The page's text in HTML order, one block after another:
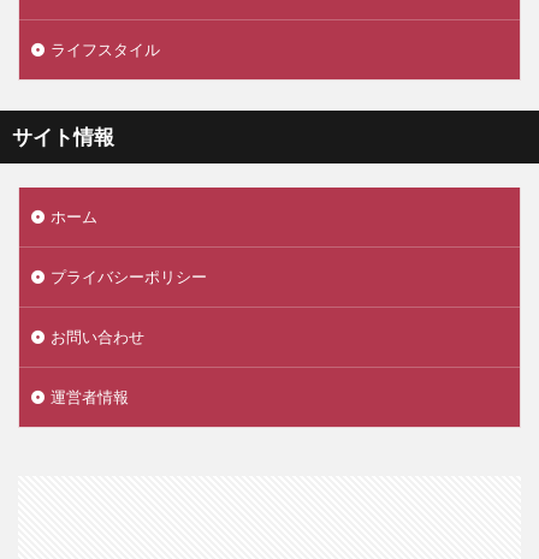
ライフスタイル
サイト情報
ホーム
プライバシーポリシー
お問い合わせ
運営者情報